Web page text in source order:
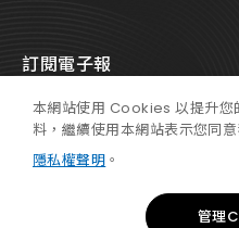
訂閱電子報
本網站使用 Cookies 以提升您
料，繼續使用本網站表示您同
隱私權聲明 。
管理